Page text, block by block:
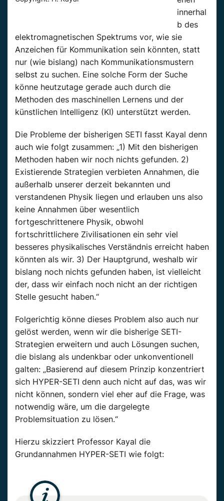
innerhal
b des
elektromagnetischen Spektrums vor, wie sie
Anzeichen für Kommunikation sein könnten, statt
nur (wie bislang) nach Kommunikationsmustern
selbst zu suchen. Eine solche Form der Suche
könne heutzutage gerade auch durch die
Methoden des maschinellen Lernens und der
künstlichen Intelligenz (KI) unterstützt werden.
Die Probleme der bisherigen SETI fasst Kayal denn
auch wie folgt zusammen: „1) Mit den bisherigen
Methoden haben wir noch nichts gefunden. 2)
Existierende Strategien verbieten Annahmen, die
außerhalb unserer derzeit bekannten und
verstandenen Physik liegen und erlauben uns also
keine Annahmen über wesentlich
fortgeschrittenere Physik, obwohl
fortschrittlichere Zivilisationen ein sehr viel
besseres physikalisches Verständnis erreicht haben
könnten als wir. 3) Der Hauptgrund, weshalb wir
bislang noch nichts gefunden haben, ist vielleicht
der, dass wir einfach noch nicht an der richtigen
Stelle gesucht haben.“
Folgerichtig könne dieses Problem also auch nur
gelöst werden, wenn wir die bisherige SETI-
Strategien erweitern und auch Lösungen suchen,
die bislang als undenkbar oder unkonventionell
galten: „Basierend auf diesem Prinzip konzentriert
sich HYPER-SETI denn auch nicht auf das, was wir
nicht können, sondern viel eher auf die Frage, was
notwendig wäre, um die dargelegte
Problemsituation zu lösen.“
Hierzu skizziert Professor Kayal die
Grundannahmen HYPER-SETI wie folgt: